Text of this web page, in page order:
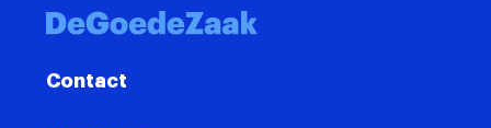
Contact